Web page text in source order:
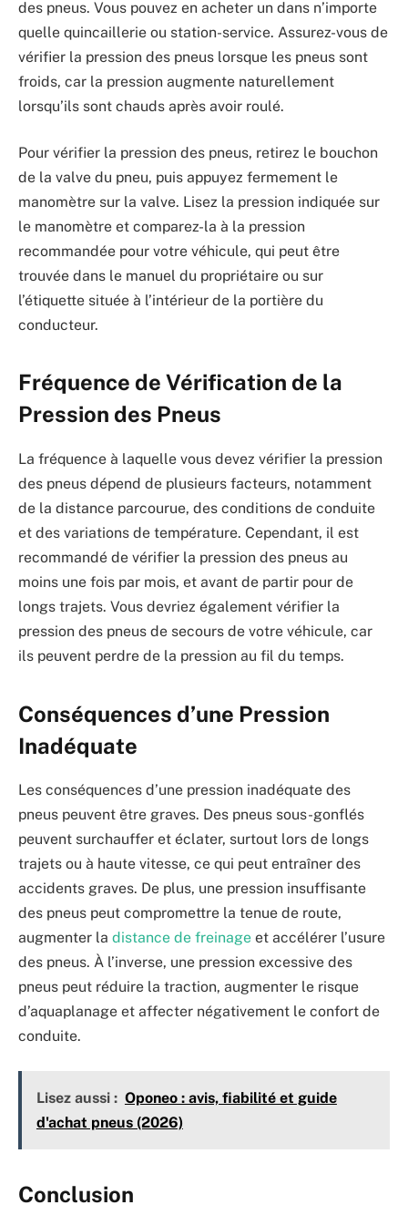
des pneus. Vous pouvez en acheter un dans n’importe
quelle quincaillerie ou station-service. Assurez-vous de
vérifier la pression des pneus lorsque les pneus sont
froids, car la pression augmente naturellement
lorsqu’ils sont chauds après avoir roulé.
Pour vérifier la pression des pneus, retirez le bouchon
de la valve du pneu, puis appuyez fermement le
manomètre sur la valve. Lisez la pression indiquée sur
le manomètre et comparez-la à la pression
recommandée pour votre véhicule, qui peut être
trouvée dans le manuel du propriétaire ou sur
l’étiquette située à l’intérieur de la portière du
conducteur.
Fréquence de Vérification de la
Pression des Pneus
La fréquence à laquelle vous devez vérifier la pression
des pneus dépend de plusieurs facteurs, notamment
de la distance parcourue, des conditions de conduite
et des variations de température. Cependant, il est
recommandé de vérifier la pression des pneus au
moins une fois par mois, et avant de partir pour de
longs trajets. Vous devriez également vérifier la
pression des pneus de secours de votre véhicule, car
ils peuvent perdre de la pression au fil du temps.
Conséquences d’une Pression
Inadéquate
Les conséquences d’une pression inadéquate des
pneus peuvent être graves. Des pneus sous-gonflés
peuvent surchauffer et éclater, surtout lors de longs
trajets ou à haute vitesse, ce qui peut entraîner des
accidents graves. De plus, une pression insuffisante
des pneus peut compromettre la tenue de route,
augmenter la distance de freinage et accélérer l’usure
des pneus. À l’inverse, une pression excessive des
pneus peut réduire la traction, augmenter le risque
d’aquaplanage et affecter négativement le confort de
conduite.
Lisez aussi : Oponeo : avis, fiabilité et guide
d'achat pneus (2026)
Conclusion